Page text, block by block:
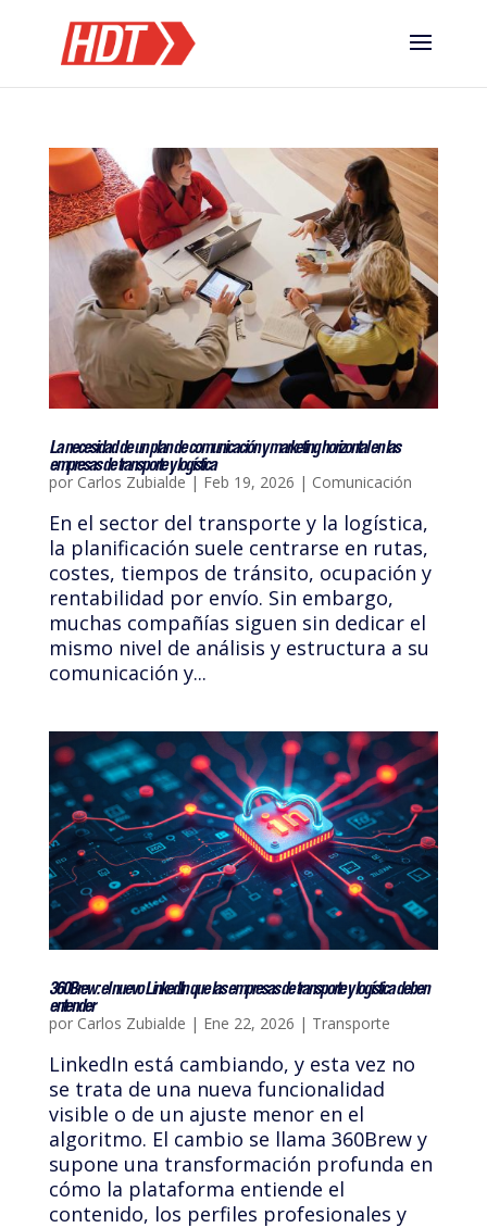
La necesidad de un plan de comunicación y marketing horizontal en las
empresas de transporte y logística
por Carlos Zubialde| Feb 19, 2026 | Comunicación
En el sector del transporte y la logística,
la planificación suele centrarse en rutas,
costes, tiempos de tránsito, ocupación y
rentabilidad por envío. Sin embargo,
muchas compañías siguen sin dedicar el
mismo nivel de análisis y estructura a su
comunicación y...
360Brew: el nuevo LinkedIn que las empresas de transporte y logística deben
entender
por Carlos Zubialde | Ene 22, 2026 | Transporte
LinkedIn está cambiando, y esta vez no
se trata de una nueva funcionalidad
visible o de un ajuste menor en el
algoritmo. El cambio se llama 360Brew y
supone una transformación profunda en
cómo la plataforma entiende el
contenido, los perfiles profesionales y